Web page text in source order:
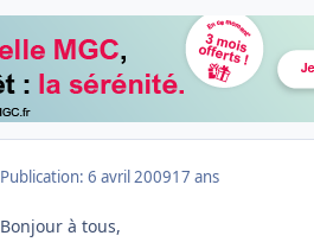
Publication: 6 avril 200917 ans
Bonjour à tous,